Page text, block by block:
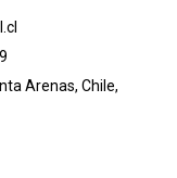
Arenas, Chile,